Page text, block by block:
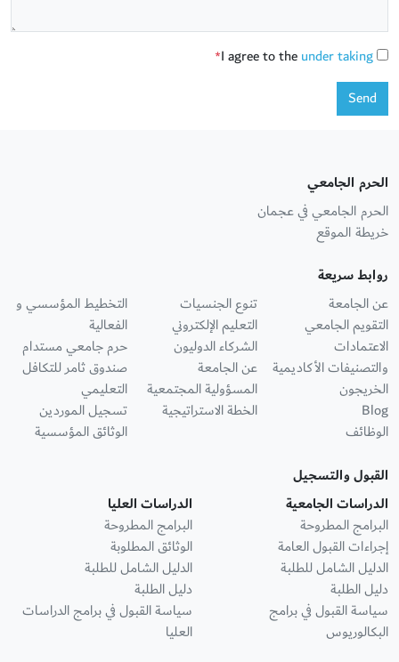
I agree to theunder taking
*
Send
الحرم الجامعي
الحرم الجامعي في عجمان
خريطة الموقع
روابط سريعة
عن الجامعة
التقويم الجامعي
الاعتمادات
والتصنيفات الأكاديمية
الخريجون
Blog
الوظائف
تنوع الجنسيات
التعليم الإلكتروني
الشركاء الدوليون
عن الجامعة
المسؤولية المجتمعية
الخطة الاستراتيجية
التخطيط المؤسسي و
الفعالية
حرم جامعي مستدام
صندوق ثامر للتكافل
التعليمي
تسجيل الموردين
الوثائق المؤسسية
القبول والتسجيل
الدراسات الجامعية
البرامج المطروحة
إجراءات القبول العامة
الدليل الشامل للطلبة
دليل الطلبة
سياسة القبول في برامج
البكالوريوس
الدراسات العليا
البرامج المطروحة
الوثائق المطلوبة
الدليل الشامل للطلبة
دليل الطلبة
سياسة القبول في برامج الدراسات
العليا